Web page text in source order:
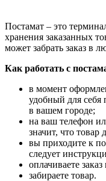
Постамат – это
хранения заказанных
может забрать заказ в
Как работать с
в момент
удобный для себя
в вашем городе;
на ваш телефон
значит, что товар
вы приходите к
следует
оплачиваете
забираете товар.